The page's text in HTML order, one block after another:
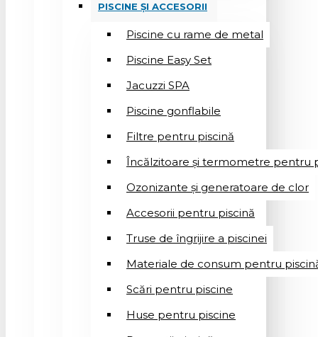
PISCINE ȘI ACCESORII
Piscine cu rame de metal
Piscine Easy Set
Jacuzzi SPA
Piscine gonflabile
Filtre pentru piscină
Încălzitoare și termometre pentru
Ozonizante și generatoare de clor
Accesorii pentru piscină
Truse de îngrijire a piscinei
Materiale de consum pentru
Scări pentru piscine
Huse pentru piscine